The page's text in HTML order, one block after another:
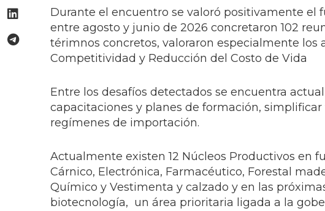
Durante el encuentro se valoró positivamente
entre agosto y junio de 2026 concretaron 102
térimnos concretos, valoraron especialmente los
Competitividad y Reducción del Costo de Vida
Entre los desafíos detectados se encuentra
capacitaciones y planes de formación,
regímenes de importación.
Actualmente existen 12 Núcleos Productivos en
Cárnico, Electrónica, Farmacéutico, Forestal
Químico y Vestimenta y calzado y en las
biotecnología, un área prioritaria ligada a la